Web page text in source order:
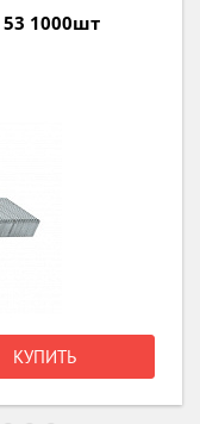
12мм тип 53
КУПИТЬ